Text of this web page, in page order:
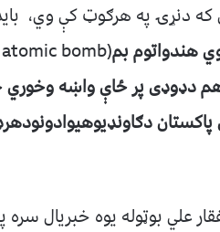
په هرګوټ کې وي، بايد
هندواتوم بم(Hindu atomic bomb)
هم دډوډی پر ځاې واښه
علي بوټوله يوه خبریال